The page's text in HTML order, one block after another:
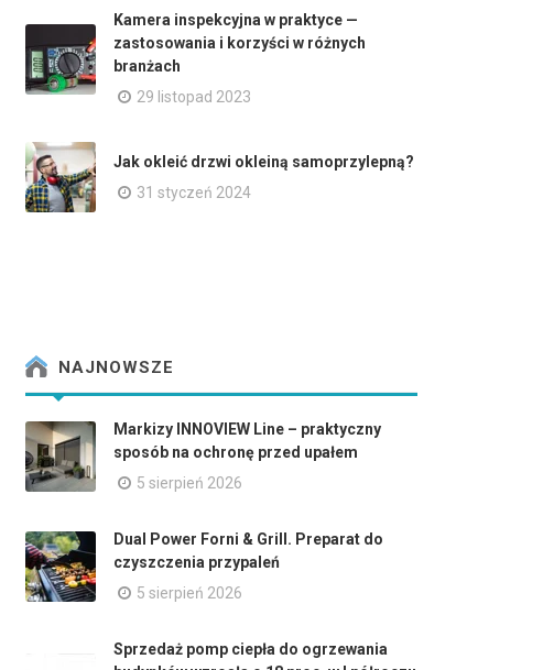
Kamera inspekcyjna w praktyce —
zastosowania i korzyści w różnych
branżach
29 listopad 2023
Jak okleić drzwi okleiną samoprzylepną?
31 styczeń 2024
NAJNOWSZE
Markizy INNOVIEW Line – praktyczny
sposób na ochronę przed upałem
5 sierpień 2026
Dual Power Forni & Grill. Preparat do
czyszczenia przypaleń
5 sierpień 2026
Sprzedaż pomp ciepła do ogrzewania